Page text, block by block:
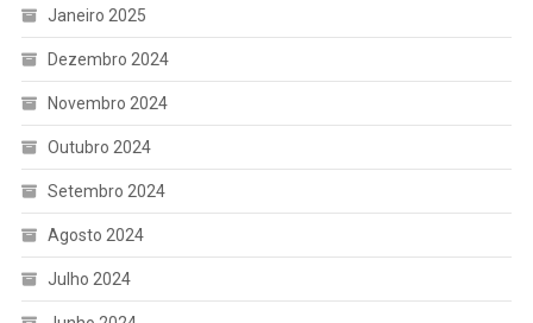
Janeiro 2025
Dezembro 2024
Novembro 2024
Outubro 2024
Setembro 2024
Agosto 2024
Julho 2024